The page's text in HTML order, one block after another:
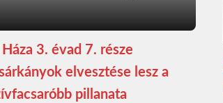
3. évad 7. része
elvesztése lesz a
pillanata